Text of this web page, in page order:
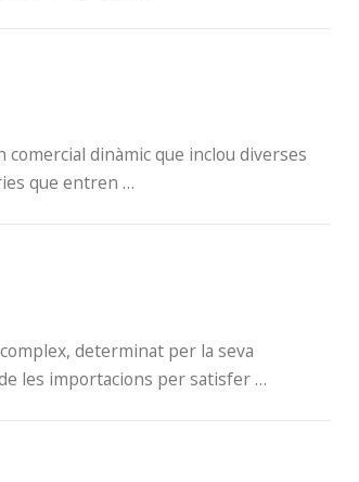
comercial dinàmic que inclou diverses
que entren …
determinat per la seva
les importacions per satisfer …